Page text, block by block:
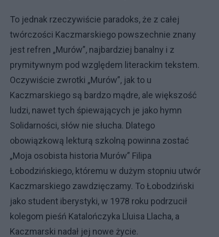
To jednak rzeczywiście paradoks, że z całej
twórczości Kaczmarskiego powszechnie znany
jest refren „Murów”, najbardziej banalny i z
prymitywnym pod względem literackim tekstem.
Oczywiście zwrotki „Murów”, jak to u
Kaczmarskiego są bardzo mądre, ale większość
ludzi, nawet tych śpiewających je jako hymn
Solidarności, słów nie słucha. Dlatego
obowiązkową lekturą szkolną powinna zostać
„Moja osobista historia Murów” Filipa
Łobodzińskiego, któremu w dużym stopniu utwór
Kaczmarskiego zawdzięczamy. To Łobodziński
jako student iberystyki, w 1978 roku podrzucił
kolegom pieśń Katalończyka Lluisa Llacha, a
Kaczmarski nadał jej nowe życie.